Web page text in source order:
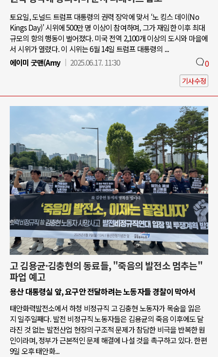
토요일, 도널드 트럼프 대통령의 권력 장악에 맞서 ‘노 킹스 데이(No
Kings Day)’ 시위에 500만 명 이상이 참여하며, 그가 재임한 이후 최대
규모의 항의 행동이 벌어졌다. 미국 전역 2,100개 이상의 도시와 마을에
서 시위가 열렸다. 이 시위는 6월 14일 트럼프 대통령의 ...
에이미 굿맨(Amy
2025.06.17. 11:30 0
기사수정
고 김용균·김충현의 동료들, "죽음의 발전소 멈추는"
파업 예고
용산 대통령실 앞, 요구안 전달하려는 노동자들 경찰이 막아서
태안화력발전소에서 하청 비정규직 고 김충현 노동자가 목숨을 잃은
지 일주일째다. 발전 비정규직 노동자들은 김용균의 죽음 이후에도 달
라진 것 없는 발전산업 현장의 구조적 문제가 참담한 비극을 반복한 원
인이라며, 정부가 근본적인 문제 해결에 나설 것을 촉구하고 있다. 한편
9일 오후 태안화...